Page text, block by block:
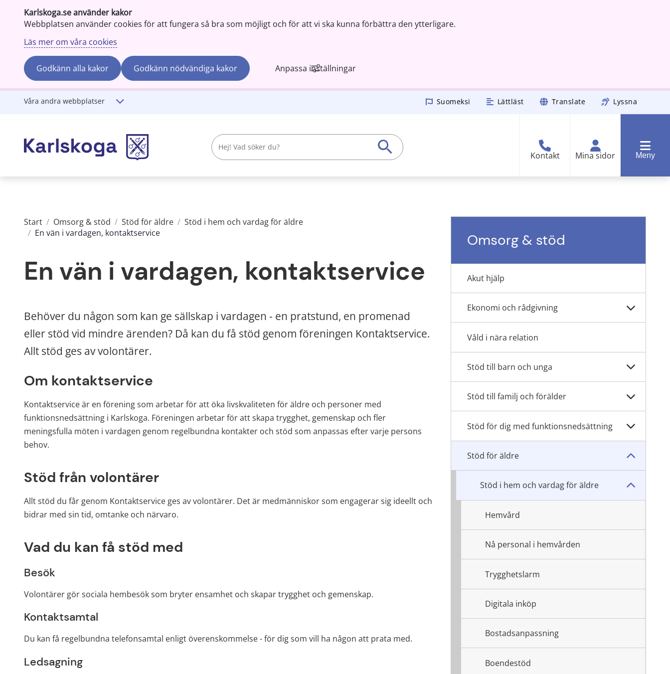
Karlskoga.se använder kakor
Webbplatsen använder cookies för att fungera så bra som möjligt och för att vi ska kunna förbättra den ytterligare.
Läs mer om våra cookies
Godkänn alla kakor Godkänn nödvändiga kakor Anpassa inställningar
Gå till innehåll
Våra andra webbplatser Suomeksi Lättläst Translate Lyssna
Kontakt Mina sidor Meny
Start / Omsorg & stöd / Stöd för äldre / Stöd i hem och vardag för äldre
/ En vän i vardagen, kontaktservice
En vän i vardagen, kontaktservice
Behöver du någon som kan ge sällskap i vardagen - en pratstund, en promenad
eller stöd vid mindre ärenden? Då kan du få stöd genom föreningen Kontaktservice.
Allt stöd ges av volontärer.
Om kontaktservice
Kontaktservice är en förening som arbetar för att öka livskvaliteten för äldre och personer med
funktionsnedsättning i Karlskoga. Föreningen arbetar för att skapa trygghet, gemenskap och fler
meningsfulla möten i vardagen genom regelbundna kontakter och stöd som anpassas efter varje persons
behov.
Stöd från volontärer
Allt stöd du får genom Kontaktservice ges av volontärer. Det är medmänniskor som engagerar sig ideellt och
bidrar med sin tid, omtanke och närvaro.
Vad du kan få stöd med
Besök
Volontärer gör sociala hembesök som bryter ensamhet och skapar trygghet och gemenskap.
Kontaktsamtal
Du kan få regelbundna telefonsamtal enligt överenskommelse - för dig som vill ha någon att prata med.
Ledsagning
Omsorg & stöd
Akut hjälp
Ekonomi och rådgivning
Våld i nära relation
Stöd till barn och unga
Stöd till familj och förälder
Stöd för dig med funktionsnedsättning
Stöd för äldre
Stöd i hem och vardag för äldre
Hemvård
Nå personal i hemvården
Trygghetslarm
Digitala inköp
Bostadsanpassning
Boendestöd